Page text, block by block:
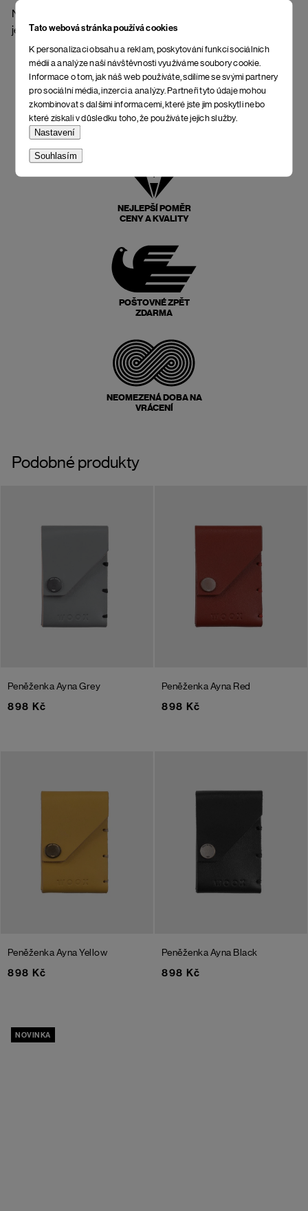
Tato webová stránka používá cookies
K personalizaci obsahu a reklam, poskytování funkcí sociálních
médií a analýze naší návštěvnosti využíváme soubory cookie.
Informace o tom, jak náš web používáte, sdílíme se svými partnery
pro sociální média, inzerci a analýzy. Partneři tyto údaje mohou
zkombinovat s dalšími informacemi, které jste jim poskytli nebo
které získali v důsledku toho, že používáte jejich služby.
Nastavení
Souhlasím
Nedoporučujeme kontakt s vodou. Vyrobeno ve wooxusní
jesenické rukodělné kožedílně.
NEJLEPŠÍ POMĚR
CENY A KVALITY
POŠTOVNÉ ZPĚT
ZDARMA
NEOMEZENÁ DOBA NA
VRÁCENÍ
Podobné produkty
Peněženka AynaGrey
898 Kč
Peněženka Ayna Red
898 Kč
Peněženka AynaYellow
898 Kč
Peněženka Ayna Black
898 Kč
NOVINKA